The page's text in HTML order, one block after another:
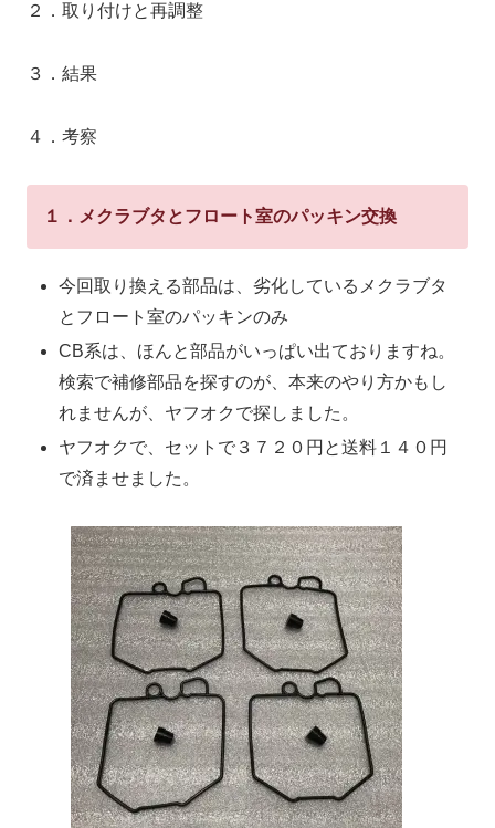
２．取り付けと再調整
３．結果
４．考察
１．メクラブタとフロート室のパッキン交換
今回取り換える部品は、劣化しているメクラブタ
とフロート室のパッキンのみ
CB系は、ほんと部品がいっぱい出ておりますね。
検索で補修部品を探すのが、本来のやり方かもし
れませんが、ヤフオクで探しました。
ヤフオクで、セットで３７２０円と送料１４０円
で済ませました。